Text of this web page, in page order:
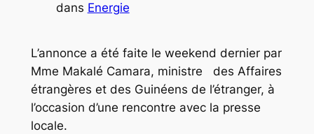
dans Energie
L’annonce a été faite le weekend dernier par
Mme Makalé Camara, ministre des Affaires
étrangères et des Guinéens de l’étranger, à
l’occasion d’une rencontre avec la presse
locale.